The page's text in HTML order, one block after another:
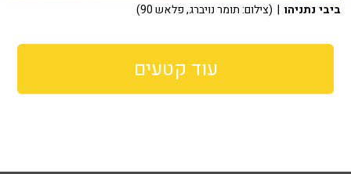
ביבי נתניהו | (צילום: תומר נויברג, פלאש 90)
עוד קטעים